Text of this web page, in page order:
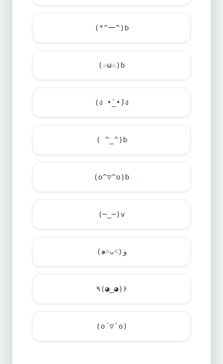
(*^ー^)b
(☆ω☆)b
(ง •̀_•́)ง
( ^_^)b
(o^▽^o)b
(─‿─)v
(๑˃ᴗ˂)ﻭ
٩(◕‿◕)۶
(o´▽`o)